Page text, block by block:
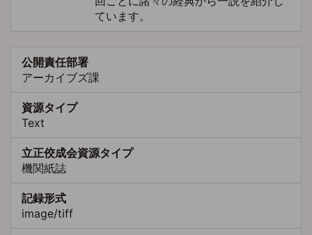
ています。
公開責任部署
アーカイブズ課
資源タイプ
Text
立正佼成会資源タイプ
機関紙誌
記録形式
image/tiff